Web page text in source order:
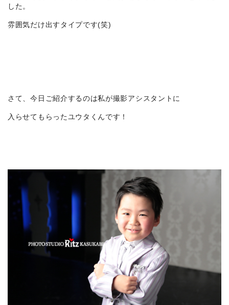
した。
雰囲気だけ出すタイプです(笑)
さて、今日ご紹介するのは私が撮影アシスタントに
入らせてもらったユウタくんです！